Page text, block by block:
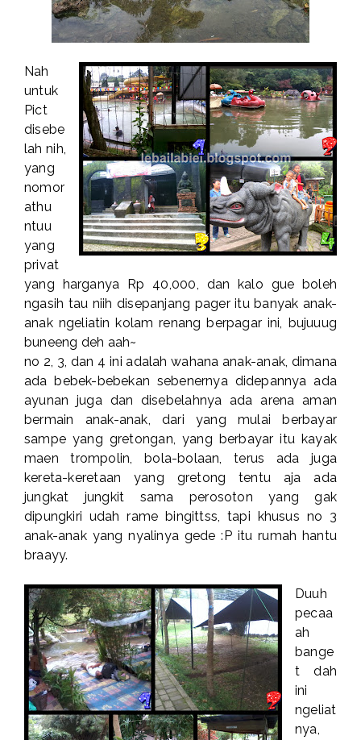
Nah
untuk
Pict
disebe
lah nih,
yang
nomor
athu
ntuu
yang
privat
yang harganya Rp 40,000, dan kalo gue boleh
ngasih tau niih disepanjang pager itu banyak anak-
anak ngeliatin kolam renang berpagar ini, bujuuug
buneeng deh aah~
no 2, 3, dan 4 ini adalah wahana anak-anak, dimana
ada bebek-bebekan sebenernya didepannya ada
ayunan juga dan disebelahnya ada arena aman
bermain anak-anak, dari yang mulai berbayar
sampe yang gretongan, yang berbayar itu kayak
maen trompolin, bola-bolaan, terus ada juga
kereta-keretaan yang gretong tentu aja ada
jungkat jungkit sama perosoton yang gak
dipungkiri udah rame bingittss, tapi khusus no 3
anak-anak yang nyalinya gede :P itu rumah hantu
braayy.
Duuh
pecaa
ah
bange
t dah
ini
ngeliat
nya,